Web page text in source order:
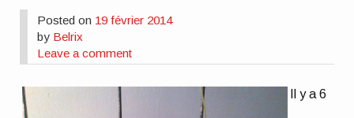
Posted on 19 février 2014
by Belrix
Leave a comment
Il y a 6